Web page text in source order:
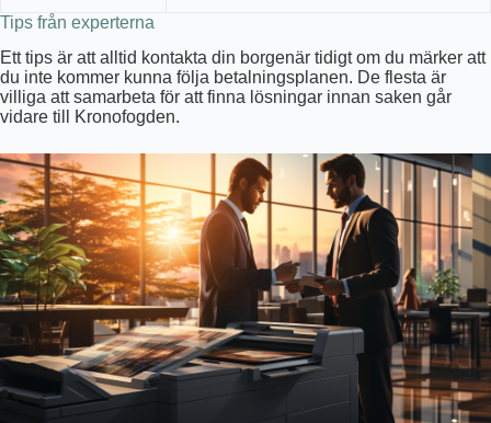
Tips från experterna
Ett tips är att alltid kontakta din borgenär tidigt om du märker att
du inte kommer kunna följa betalningsplanen. De flesta är
villiga att samarbeta för att finna lösningar innan saken går
vidare till Kronofogden.